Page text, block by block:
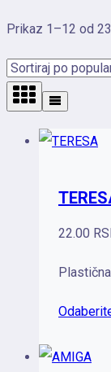
Prikaz 1–12 od
22.00